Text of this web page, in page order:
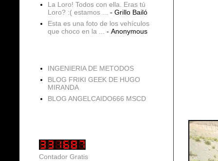
La Loro! Todos con ella. Eras tú
Loro? :( estamos ...
- Grillo Bailó
Esta es una foto de los vehículos
que choco en la ...
- Anonymous
INGENIERIA DE METODOS
BLOG FRIKI GEEK DE HUGO
MIRANDA
BLOG ANGELCAIDO666 MSCD
Contador Gratis